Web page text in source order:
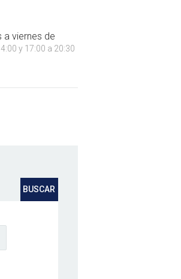
a viernes de
y 17:00 a 20:30
ti.
BUSCAR